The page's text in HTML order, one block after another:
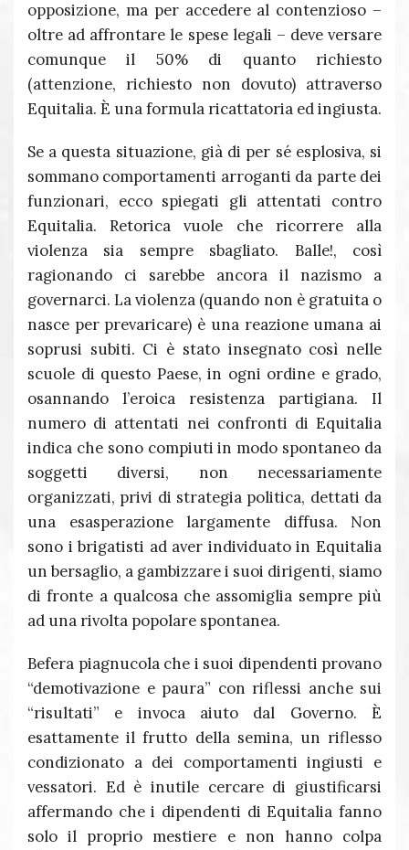
opposizione, ma per accedere al contenzioso –
oltre ad affrontare le spese legali – deve versare
comunque il 50% di quanto richiesto
(attenzione, richiesto non dovuto) attraverso
Equitalia. È una formula ricattatoria ed ingiusta.
Se a questa situazione, già di per sé esplosiva, si
sommano comportamenti arroganti da parte dei
funzionari, ecco spiegati gli attentati contro
Equitalia. Retorica vuole che ricorrere alla
violenza sia sempre sbagliato. Balle!, così
ragionando ci sarebbe ancora il nazismo a
governarci. La violenza (quando non è gratuita o
nasce per prevaricare) è una reazione umana ai
soprusi subiti. Ci è stato insegnato così nelle
scuole di questo Paese, in ogni ordine e grado,
osannando l’eroica resistenza partigiana. Il
numero di attentati nei confronti di Equitalia
indica che sono compiuti in modo spontaneo da
soggetti diversi, non necessariamente
organizzati, privi di strategia politica, dettati da
una esasperazione largamente diffusa. Non
sono i brigatisti ad aver individuato in Equitalia
un bersaglio, a gambizzare i suoi dirigenti, siamo
di fronte a qualcosa che assomiglia sempre più
ad una rivolta popolare spontanea.
Befera piagnucola che i suoi dipendenti provano
“demotivazione e paura” con riflessi anche sui
“risultati” e invoca aiuto dal Governo. È
esattamente il frutto della semina, un riflesso
condizionato a dei comportamenti ingiusti e
vessatori. Ed è inutile cercare di giustificarsi
affermando che i dipendenti di Equitalia fanno
solo il proprio mestiere e non hanno colpa